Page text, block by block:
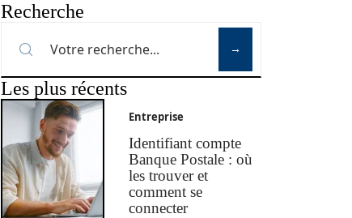
Recherche
Les plus récents
Entreprise
Identifiant compte
Banque Postale : où
les trouver et
comment se
connecter